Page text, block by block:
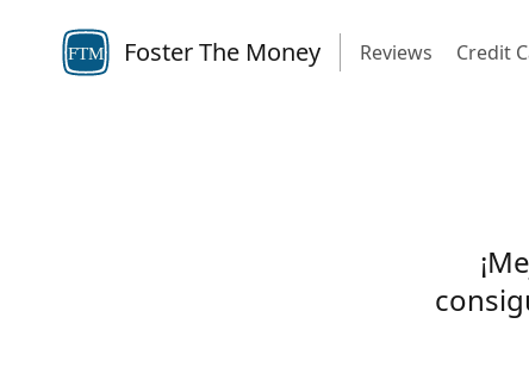
FTM Foster The Money Reviews Credit